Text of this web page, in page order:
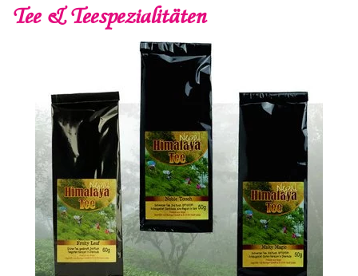
Tee & Teespezialitäten